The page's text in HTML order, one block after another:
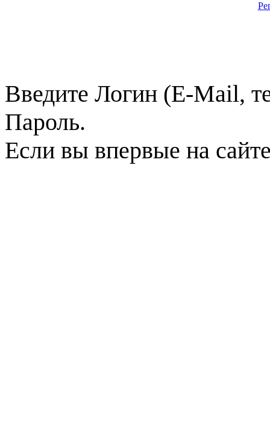
Введите Логин (E-Mail,
Пароль.
Если вы впервые на